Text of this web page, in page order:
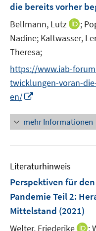
die bereits vorher
Bellmann, Lutz
I
n
u
e
e
n
s
r
f
f
n
;
Nadine; Kaltwasser,
Theresa;
https://www.iab-
twicklungen-voran-
en/
n
e
u
m
F
n
s
t
mehr Informationen
Literaturhinweis
Perspektiven für
Pandemie Teil 2:
Mittelstand (2021)
Welter, Friederike
I;